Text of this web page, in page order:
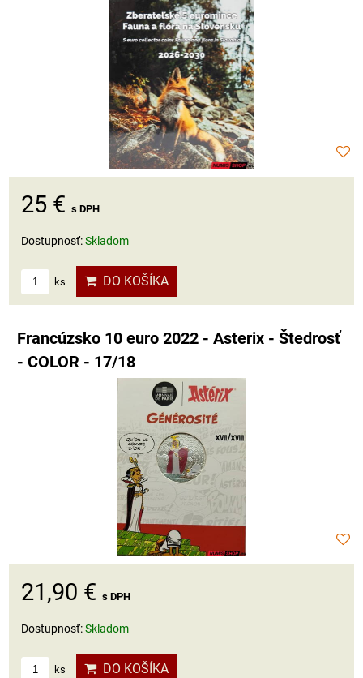
25 € s DPH
Dostupnosť:Skladom
ks DO KOŠÍKA
Francúzsko 10 euro 2022 - Asterix - Štedrosť
- COLOR - 17/18
21,90 € s DPH
Dostupnosť:Skladom
ks DO KOŠÍKA